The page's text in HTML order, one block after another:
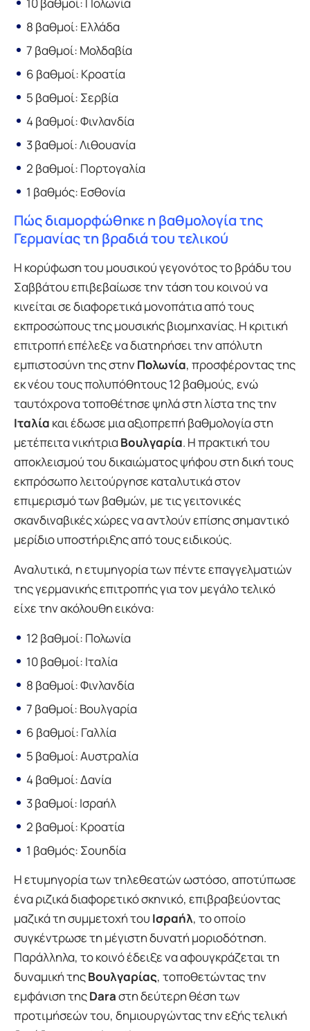
8 βαθμοί: Ελλάδα
7 βαθμοί: Μολδαβία
6 βαθμοί: Κροατία
5 βαθμοί: Σερβία
4 βαθμοί: Φινλανδία
3 βαθμοί: Λιθουανία
2 βαθμοί: Πορτογαλία
1 βαθμός: Εσθονία
Πώς διαμορφώθηκε η βαθμολογία της
Γερμανίας τη βραδιά του τελικού
Η κορύφωση του μουσικού γεγονότος το βράδυ του
Σαββάτου επιβεβαίωσε την τάση του κοινού να
κινείται σε διαφορετικά μονοπάτια από τους
εκπροσώπους της μουσικής βιομηχανίας. Η κριτική
επιτροπή επέλεξε να διατηρήσει την απόλυτη
εμπιστοσύνη της στην Πολωνία, προσφέροντας της
εκ νέου τους πολυπόθητους 12 βαθμούς, ενώ
ταυτόχρονα τοποθέτησε ψηλά στη λίστα της την
Ιταλία και έδωσε μια αξιοπρεπή βαθμολογία στη
μετέπειτα νικήτριαΒουλγαρία. Η πρακτική του
αποκλεισμού του δικαιώματος ψήφου στη δική τους
εκπρόσωπο λειτούργησε καταλυτικά στον
επιμερισμό των βαθμών, με τις γειτονικές
σκανδιναβικές χώρες να αντλούν επίσης σημαντικό
μερίδιο υποστήριξης από τους ειδικούς.
Αναλυτικά, η ετυμηγορία των πέντε επαγγελματιών
της γερμανικής επιτροπής για τον μεγάλο τελικό
είχε την ακόλουθη εικόνα:
12 βαθμοί: Πολωνία
10 βαθμοί: Ιταλία
8 βαθμοί: Φινλανδία
7 βαθμοί: Βουλγαρία
6 βαθμοί: Γαλλία
5 βαθμοί: Αυστραλία
4 βαθμοί: Δανία
3 βαθμοί: Ισραήλ
2 βαθμοί: Κροατία
1 βαθμός: Σουηδία
Η ετυμηγορία των τηλεθεατών ωστόσο, αποτύπωσε
ένα ριζικά διαφορετικό σκηνικό, επιβραβεύοντας
μαζικά τη συμμετοχή του Ισραήλ, το οποίο
συγκέντρωσε τη μέγιστη δυνατή μοριοδότηση.
Παράλληλα, το κοινό έδειξε να αφουγκράζεται τη
δυναμική τηςΒουλγαρίας, τοποθετώντας την
εμφάνιση τηςDaraστη δεύτερη θέση των
προτιμήσεών του, δημιουργώντας την εξής τελική